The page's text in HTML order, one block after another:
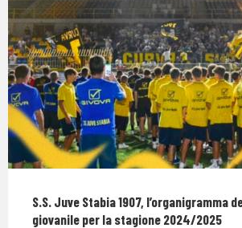
S.S. Juve Stabia 1907, l’organigramma
giovanile per la stagione 2024/2025